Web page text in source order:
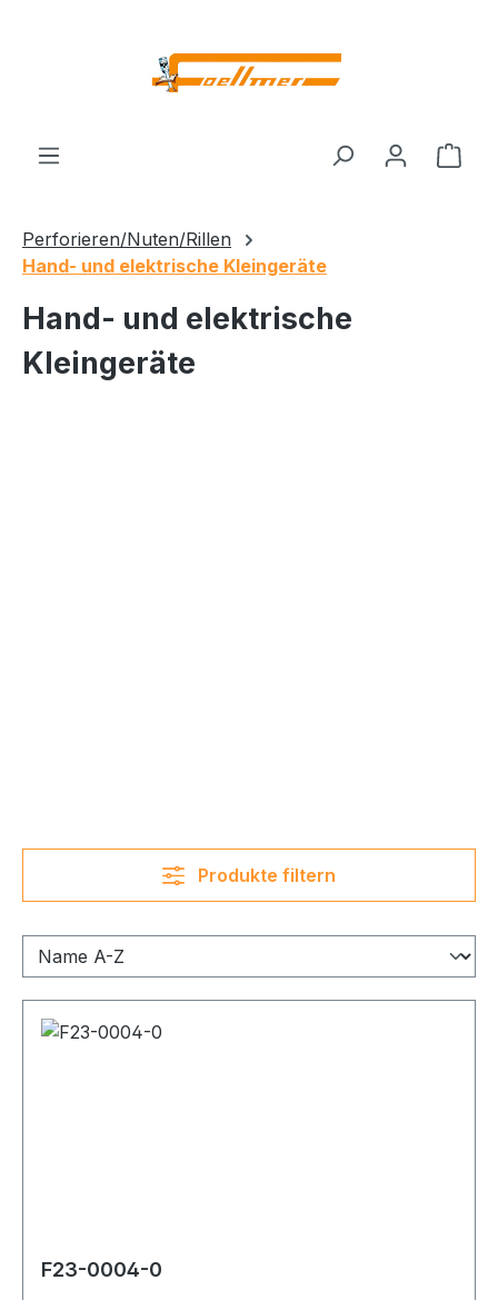
Perforieren/Nuten/Rillen
Hand- und elektrische Kleingeräte
Hand- und elektrische
Kleingeräte
Produkte filtern
F23-0004-0